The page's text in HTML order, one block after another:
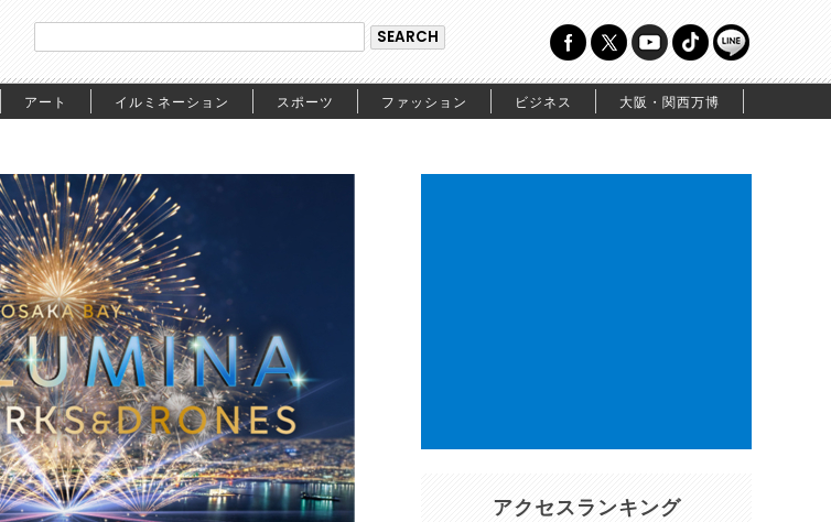
アート イルミネーション スポーツ ファッション ビジネス 大阪・関西万博
アクセスランキング